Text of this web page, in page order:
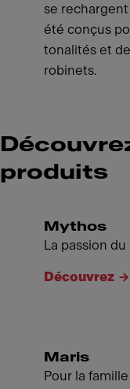
se
été conçus
tonalités et
robinets.
produits
Mythos
La passion
Découvrez
Maris
Pour la famille